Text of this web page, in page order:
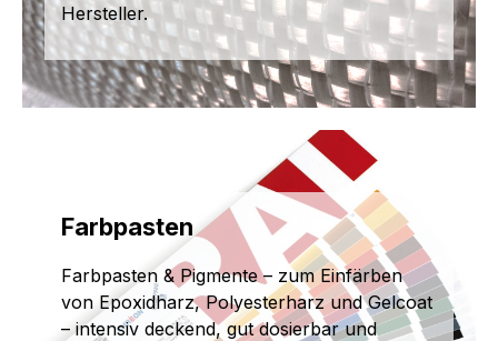
Hersteller.
Farbpasten
Farbpasten & Pigmente – zum Einfärben
von Epoxidharz, Polyesterharz und Gelcoat
– intensiv deckend, gut dosierbar und